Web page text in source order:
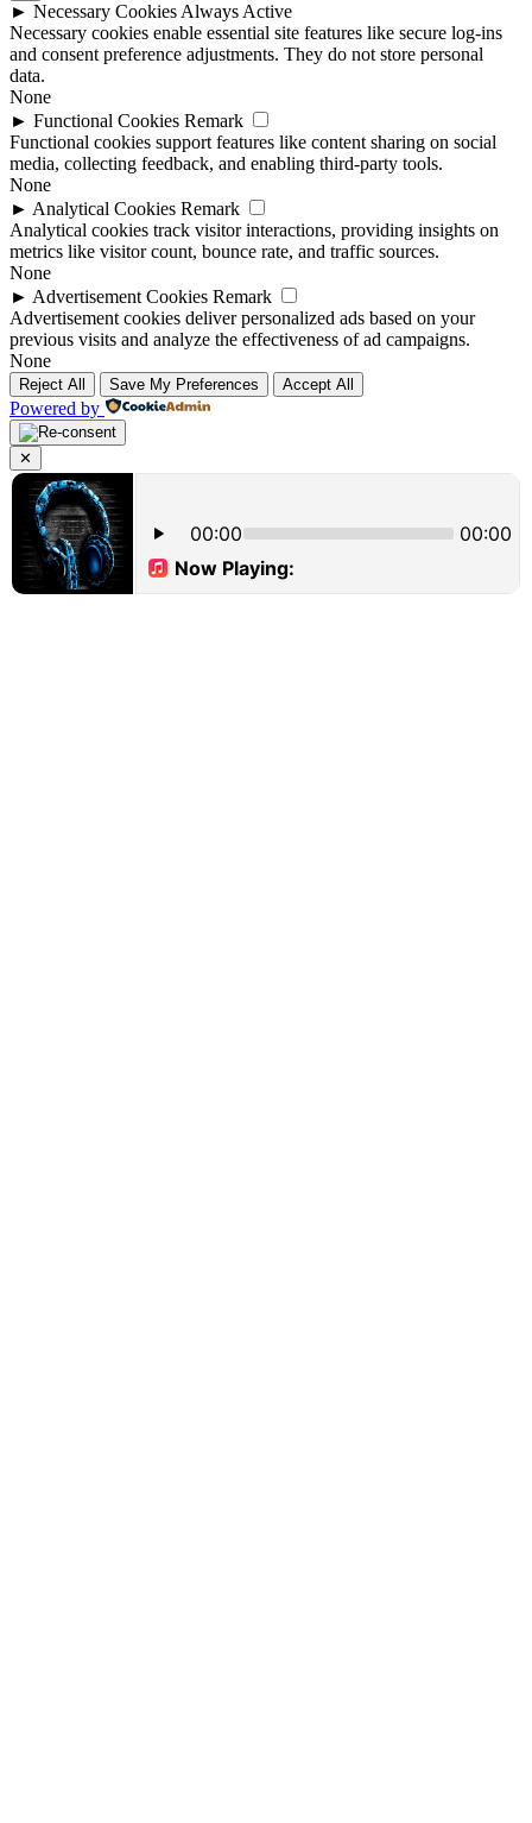
► Necessary Cookies Always Active
Necessary cookies enable essential site features like secure log-ins
and consent preference adjustments. They do not store personal
data.
None
► Functional Cookies Remark
Functional cookies support features like content sharing on social
media, collecting feedback, and enabling third-party tools.
None
► Analytical Cookies Remark
Analytical cookies track visitor interactions, providing insights on
metrics like visitor count, bounce rate, and traffic sources.
None
► Advertisement Cookies Remark
Advertisement cookies deliver personalized ads based on your
previous visits and analyze the effectiveness of ad campaigns.
None
Reject All Save My Preferences Accept All
Powered by
✕